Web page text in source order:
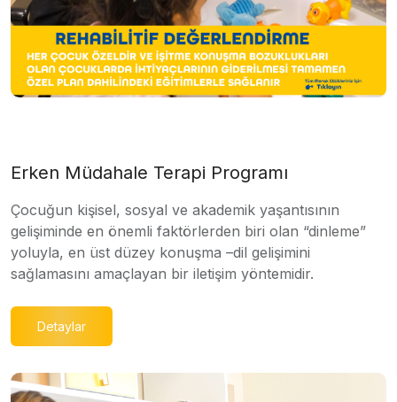
Erken Müdahale Terapi Programı
Çocuğun kişisel, sosyal ve akademik yaşantısının
gelişiminde en önemli faktörlerden biri olan “dinleme”
yoluyla, en üst düzey konuşma –dil gelişimini
sağlamasını amaçlayan bir iletişim yöntemidir.
Detaylar